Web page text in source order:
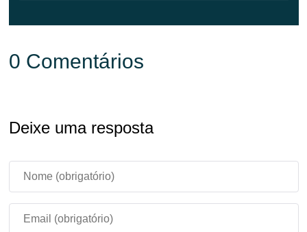
Quais arquiteturas Android são
versão regular é a escolha certa para a maioria dos
aparelhos modernos.
0 Comentários
Deixe uma resposta